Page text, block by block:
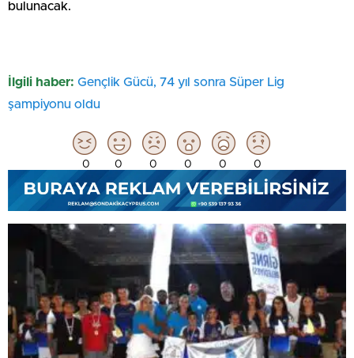
bulunacak.
İlgili haber: Gençlik Gücü, 74 yıl sonra Süper Lig
şampiyonu oldu
0 0 0 0 0 0